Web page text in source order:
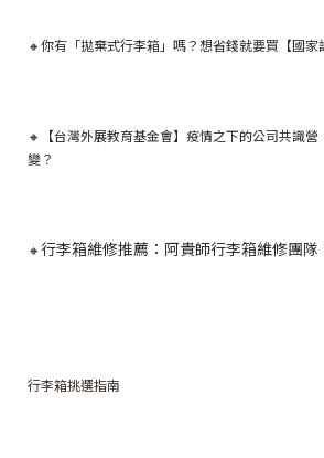
🔸你有「拋棄式行李箱」嗎？想省錢就要買【國家
🔸【台灣外展教育基金會】疫情之下的公司共識
變？
🔸行李箱維修推薦：阿貴師行李箱維修團隊
行李箱挑選指南